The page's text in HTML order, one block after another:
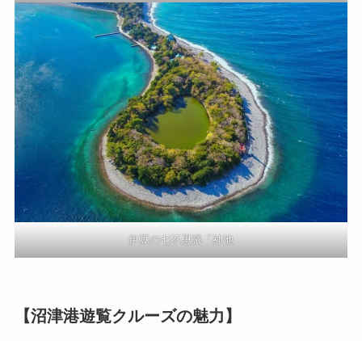
伊豆の七不思議「神池
【沼津港遊覧クルーズの魅力】